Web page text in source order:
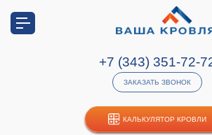
КАЛЬКУЛЯТОР КРОВЛИ
+7 (343) 351-72-
ЗАКАЗАТЬ ЗВОНОК